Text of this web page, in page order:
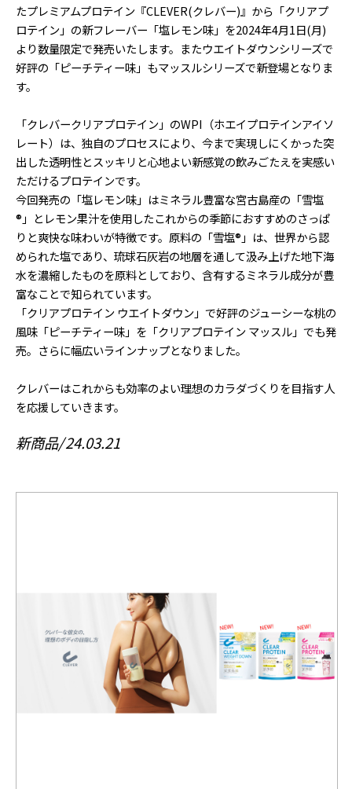
たプレミアムプロテイン『CLEVER(クレバー)』から「クリアプ
ロテイン」の新フレーバー「塩レモン味」を2024年4月1日(月)
より数量限定で発売いたします。またウエイトダウンシリーズで
好評の「ピーチティー味」もマッスルシリーズで新登場となりま
す。
「クレバークリアプロテイン」のWPI（ホエイプロテインアイソ
レート）は、独自のプロセスにより、今まで実現しにくかった突
出した透明性とスッキリと心地よい新感覚の飲みごたえを実感い
ただけるプロテインです。
今回発売の「塩レモン味」はミネラル豊富な宮古島産の「雪塩
®︎」とレモン果汁を使用したこれからの季節におすすめのさっぱ
りと爽快な味わいが特徴です。原料の「雪塩®︎」は、世界から認
められた塩であり、琉球石灰岩の地層を通して汲み上げた地下海
水を濃縮したものを原料としており、含有するミネラル成分が豊
富なことで知られています。
「クリアプロテイン ウエイトダウン」で好評のジューシーな桃の
風味「ピーチティー味」を「クリアプロテイン マッスル」でも発
売。さらに幅広いラインナップとなりました。
クレバーはこれからも効率のよい理想のカラダづくりを目指す人
を応援していきます。
新商品 24.03.21